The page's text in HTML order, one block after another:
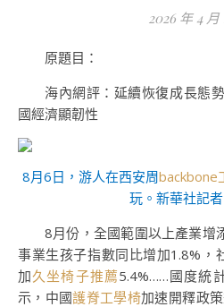
2026 年 4 月
原題目：
海內網評：延續恢復成長態
國經濟顯韌性
8月6日，游人在西安周backbone
玩。新華社記
8月份，全國範圍以上產業增
事業生孩子指數同比增加1.8%，
加久坐椅子推薦5.4%……國度統
示，中國護脊工學椅加速開釋政